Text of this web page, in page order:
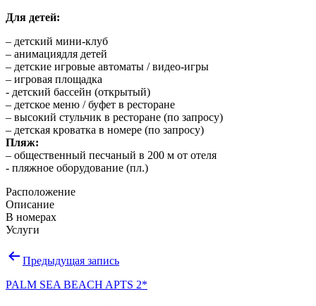
Для детей:
– детский мини-клуб
– анимациядля детей
– детские игровые автоматы / видео-игры
– игровая площадка
​- детский бассейн (открытый)
– детское меню / буфет в ресторане
– высокий стульчик в ресторане (по запросу)
– детская кроватка в номере (по запросу)
Пляж:
– общественный песчаный в 200 м от отеля
​- пляжное оборудование (пл.)
Расположение
Описание
В номерах
Услуги
Навигация
записям
Предыдущая запись
PALM SEA BEACH APTS 2*